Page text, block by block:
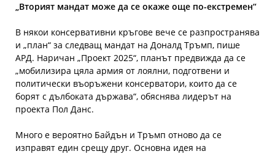
„Вторият мандат може да се окаже още по-екстремен“
В някои консервативни кръгове вече се разпространява
и „план“ за следващ мандат на Доналд Тръмп, пише
АРД. Наричан „Проект 2025“, планът предвижда да се
„мобилизира цяла армия от лоялни, подготвени и
политически въоръжени консерватори, които да се
борят с дълбоката държава“, обяснява лидерът на
проекта Пол Данс.
Много е вероятно Байдън и Тръмп отново да се
изправят един срещу друг. Основна идея на